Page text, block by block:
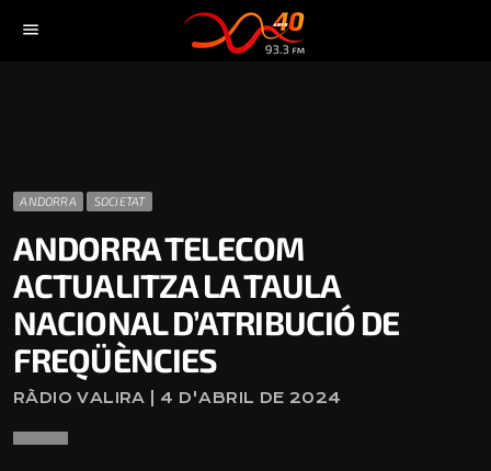
menu
ANDORRA SOCIETAT
ANDORRA TELECOM
ACTUALITZA LA TAULA
NACIONAL D’ATRIBUCIÓ DE
FREQÜÈNCIES
RÀDIO VALIRA | 4 D'ABRIL DE 2024